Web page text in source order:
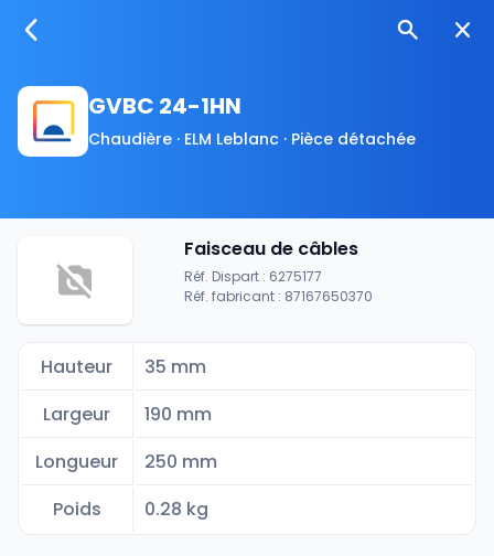
GVBC 24-1HN
Chaudière · ELM Leblanc · Pièce détachée
Faisceau de câbles
Réf. Dispart : 6275177
Réf. fabricant : 87167650370
Hauteur
35 mm
Largeur
190 mm
Longueur
250 mm
Poids
0.28 kg